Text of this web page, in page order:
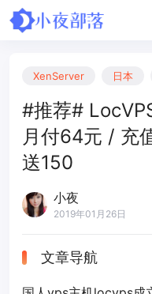
XenServer 日本
#推荐#
月付64元 / 充
送150
小夜
2019年01月26日
文章导航